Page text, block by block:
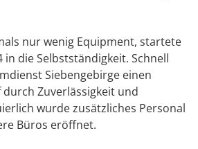
nur wenig Equipment, startete
in die Selbstständigkeit. Schnell
Siebengebirge einen
Zuverlässigkeit und
wurde zusätzliches Personal
Büros eröffnet.